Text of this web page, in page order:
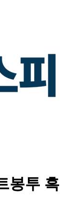
봉투 흑